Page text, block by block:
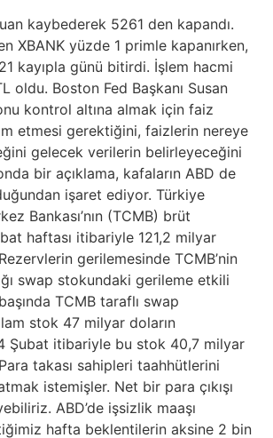
kaybederek 5261 den kapandı.
XBANK yüzde 1 primle kapanırken,
kayıpla günü bitirdi. İşlem hacmi
oldu. Boston Fed Başkanı Susan
kontrol altına almak için faiz
etmesi gerektiğini, faizlerin nereye
gelecek verilerin belirleyeceğini
bir açıklama, kafaların ABD de
işaret ediyor. Türkiye
Bankası’nın (TCMB) brüt
haftası itibariyle 121,2 milyar
gerilemesinde TCMB’nin
swap stokundaki gerileme etkili
TCMB taraflı swap
stok 47 milyar doların
Şubat itibariyle bu stok 40,7 milyar
takası sahipleri taahhütlerini
istemişler. Net bir para çıkışı
ABD’de işsizlik maaşı
hafta beklentilerin aksine 2 bin